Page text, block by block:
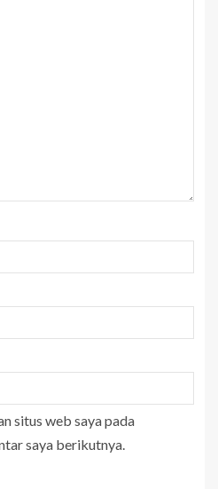
situs web saya pada
saya berikutnya.